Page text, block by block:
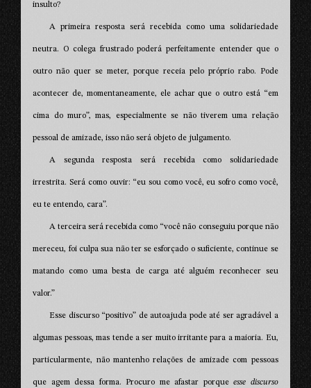
insulto?
A primeira resposta será recebida como uma solidariedade
neutra. O colega frustrado poderá perfeitamente entender que o
outro não quer se meter, porque receia pelo próprio rabo. Pode
acontecer de, momentaneamente, ele achar que o outro está “em
cima do muro”, mas, especialmente se não tiverem uma relação
pessoal de amizade, isso não será objeto de julgamento.
A segunda resposta será recebida como solidariedade
irrestrita. Será como ouvir: “eu sou como você, eu sofro como você,
eu te entendo, cara”.
A terceira será recebida como “você não conseguiu porque não
mereceu, foi culpa sua não ter se esforçado o suficiente, continue se
matando como uma besta de carga até alguém reconhecer seu
valor.”
Esse discurso “positivo” de autoajuda pode até ser agradável a
algumas pessoas, mas tende a ser muito irritante para a maioria. Eu,
particularmente, não mantenho relações de amizade com pessoas
que agem dessa forma. Procuro me afastar porqueesse discurso